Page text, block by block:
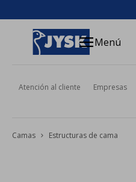
menuMenú
Atención al cliente Empresas
Camas Estructuras de cama
close